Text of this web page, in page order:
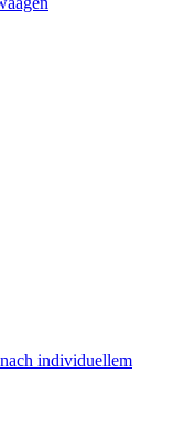
individuellem